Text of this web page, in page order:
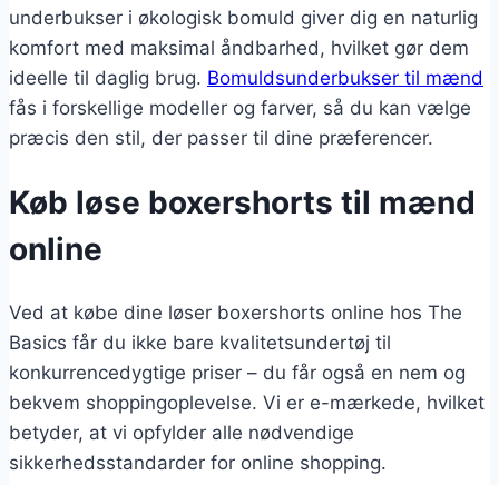
underbukser i økologisk bomuld giver dig en naturlig
komfort med maksimal åndbarhed, hvilket gør dem
ideelle til daglig brug. Bomuldsunderbukser til mænd
fås i forskellige modeller og farver, så du kan vælge
præcis den stil, der passer til dine præferencer.
Køb løse boxershorts til mænd
online
Ved at købe dine løser boxershorts online hos The
Basics får du ikke bare kvalitetsundertøj til
konkurrencedygtige priser – du får også en nem og
bekvem shoppingoplevelse. Vi er e-mærkede, hvilket
betyder, at vi opfylder alle nødvendige
sikkerhedsstandarder for online shopping.